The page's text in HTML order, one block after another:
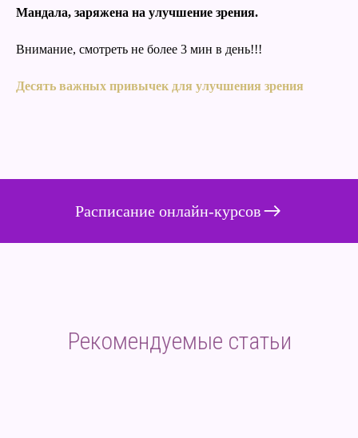
Мандала, заряжена на улучшение зрения.
Внимание, смотреть не более 3 мин в день!!!
Десять важных привычек для улучшения зрения
Расписание онлайн-курсов
Рекомендуемые статьи